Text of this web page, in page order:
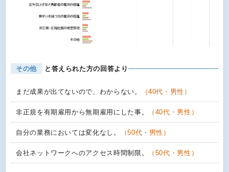
その他 と答えられた方の回答より
まだ成果が出てないので、わからない。 （40代・男性）
非正規を有期雇用から無期雇用にした事。 （40代・男性）
自分の業務においては変化なし。 （50代・男性）
会社ネットワークへのアクセス時間制限。 （50代・男性）